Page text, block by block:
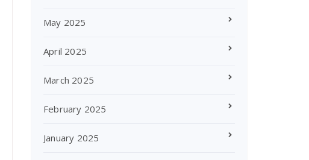
May 2025
April 2025
March 2025
February 2025
January 2025